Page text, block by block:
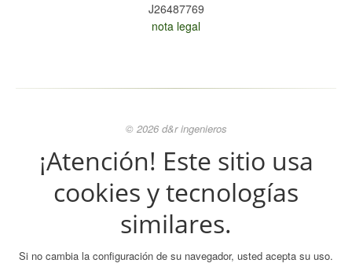
J26487769
nota legal
© 2026 d&r ingenieros
¡Atención! Este sitio usa
cookies y tecnologías
similares.
Si no cambia la configuración de su navegador, usted acepta su uso.